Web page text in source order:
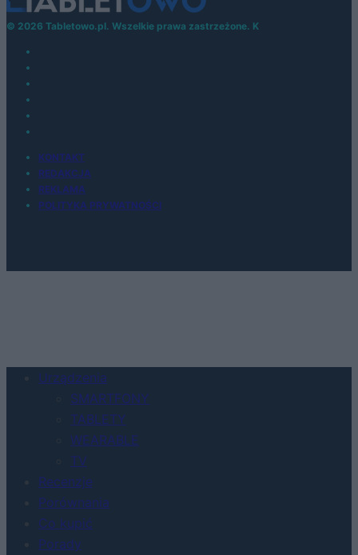
© 2026 Tabletowo.pl. Wszelkie prawa zastrzeżone. K
KONTAKT
REDAKCJA
REKLAMA
POLITYKA PRYWATNOŚCI
Urządzenia
SMARTFONY
TABLETY
WEARABLE
TV
Recenzje
Porównania
Co kupić
Porady